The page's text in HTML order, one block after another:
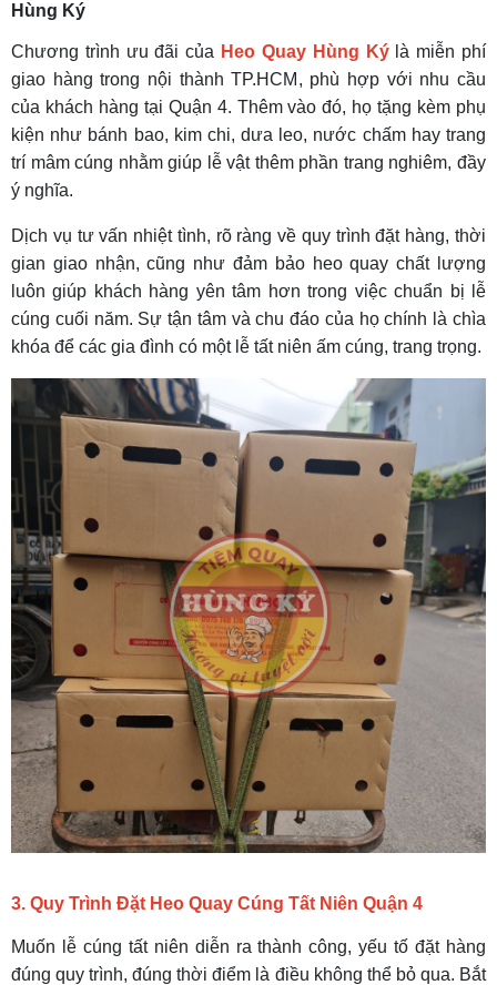
Hùng Ký
Chương trình ưu đãi của Heo Quay Hùng Kýlà miễn phí
giao hàng trong nội thành TP.HCM, phù hợp với nhu cầu
của khách hàng tại Quận 4. Thêm vào đó, họ tặng kèm phụ
kiện như bánh bao, kim chi, dưa leo, nước chấm hay trang
trí mâm cúng nhằm giúp lễ vật thêm phần trang nghiêm, đầy
ý nghĩa.
Dịch vụ tư vấn nhiệt tình, rõ ràng về quy trình đặt hàng, thời
gian giao nhận, cũng như đảm bảo heo quay chất lượng
luôn giúp khách hàng yên tâm hơn trong việc chuẩn bị lễ
cúng cuối năm. Sự tận tâm và chu đáo của họ chính là chìa
khóa để các gia đình có một lễ tất niên ấm cúng, trang trọng.
3. Quy Trình Đặt Heo Quay Cúng Tất Niên Quận 4
Muốn lễ cúng tất niên diễn ra thành công, yếu tố đặt hàng
đúng quy trình, đúng thời điểm là điều không thể bỏ qua. Bắt